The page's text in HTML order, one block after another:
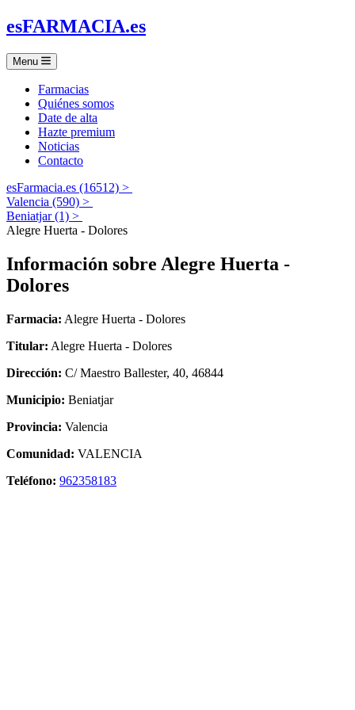
esFARMACIA.es
Menu
Farmacias
Quiénes somos
Date de alta
Hazte premium
Noticias
Contacto
esFarmacia.es (16512) >
Valencia (590) >
Beniatjar (1) >
Alegre Huerta - Dolores
Información sobre Alegre Huerta -
Dolores
Farmacia: Alegre Huerta - Dolores
Titular: Alegre Huerta - Dolores
Dirección: C/ Maestro Ballester, 40, 46844
Municipio: Beniatjar
Provincia: Valencia
Comunidad: VALENCIA
Teléfono: 962358183